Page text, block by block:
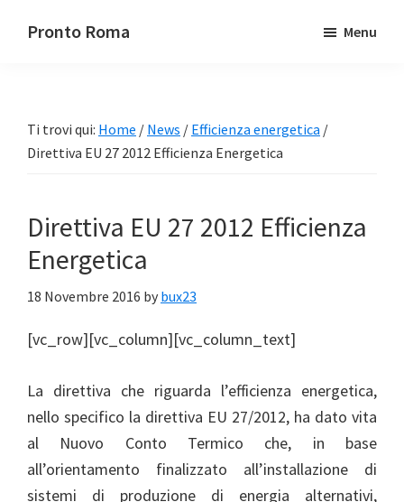
Pronto Roma Menu
Ti trovi qui: Home / News / Efficienza energetica /
Direttiva EU 27 2012 Efficienza Energetica
Direttiva EU 27 2012 Efficienza
Energetica
18 Novembre 2016 by bux23
[vc_row][vc_column][vc_column_text]
La direttiva che riguarda l’efficienza energetica,
nello specifico la direttiva EU 27/2012, ha dato vita
al Nuovo Conto Termico che, in base
all’orientamento finalizzato all’installazione di
sistemi di produzione di energia alternativi,